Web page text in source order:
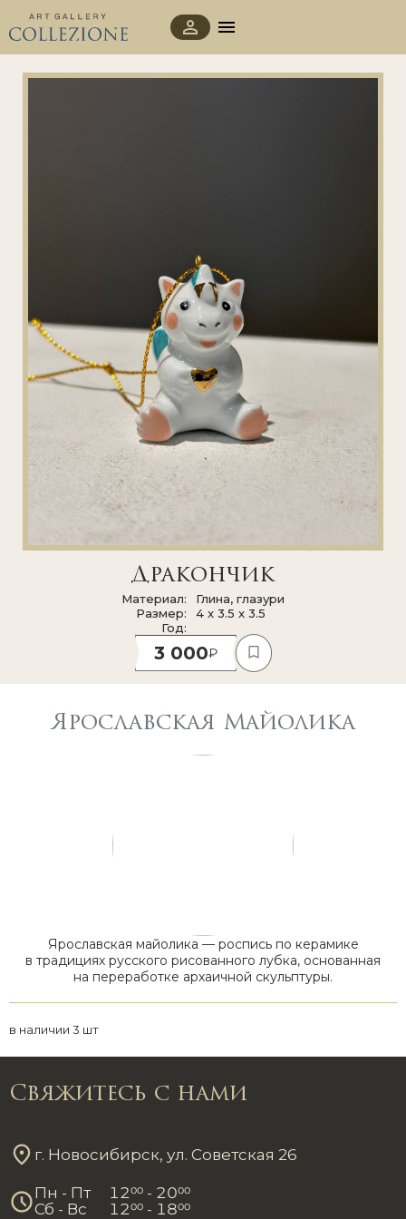
Дракончик
Материал
Глина, глазури
Размер
4 x 3.5 x 3.5
Год
3 000
Ярославская Майолика
Ярославская майолика — роспись по керамике
в традициях русского рисованного лубка, основанная
на переработке архаичной скульптуры.
в наличии 3 шт
Свяжитесь с нами
г. Новосибирск, ул. Советская 26
Пн - Пт 1200 - 2000
Сб - Вс
1200 - 1800